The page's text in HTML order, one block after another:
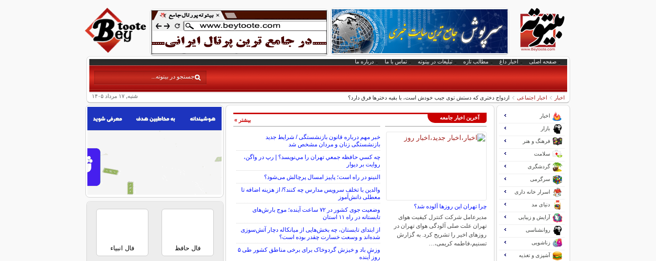
صفحه اصلی اخبار داغ مطالب تازه تبلیغات در بیتوته تماس با ما درباره ما
شنبه, ۱۷ مرداد ۱۴۰۵ اخبار اخبار اجتماعی ازدواج دختری که دستش توی جیب خودش است، با بقیه دخترها فرق دارد؟
آخرین اخبار جامعه
چرا تهران این روزها آلوده شد؟
مدیرعامل شرکت کنترل کیفیت هوای
تهران علت صلی آلودگی هوای تهران در
روزهای اخیر را تشریح کرد. به گزارش
تسنیم،فاطمه کریمی،…
خبر مهم درباره قانون بازنشستگی / شرایط جدید
بازنشستگی زنان و مردان مشخص شد
چه كسي حافظه جمعي تهران را مي‌نويسد؟ | رپ در واگن،
روايت بر ديوار
النینو در راه است؛ پاییز امسال پرچالش می‌شود؟
والدین با تخلف سرویس مدارس چه کنند؟/ از هزینه اضافه تا
معطلی دانش‌آموز
وضعیت جوی کشور در ۷۲ ساعت آینده؛ موج بارش‌های
تابستانه در راه ۱۱ استان
از ابتدای تابستان، چه بخش‌هایی از میانکاله دچار آتش‌سوزی
شده‌اند و وسعت خسارت چقدر بوده است؟
وزش باد و خیزش گردوخاک برای برخی مناطق کشور طی ۵
روز آینده
بیشتر »
اخبار
بازار
فرهنگ و هنر
سلامت
گردشگری
سرگرمی
اسرار خانه داری
دنیای مد
آرایش و زیبایی
روانشناسی
زناشویی
آشپزی و تغذیه
فال حافظ فال انبیاء